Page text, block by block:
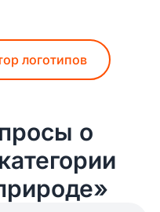
логотипов
о